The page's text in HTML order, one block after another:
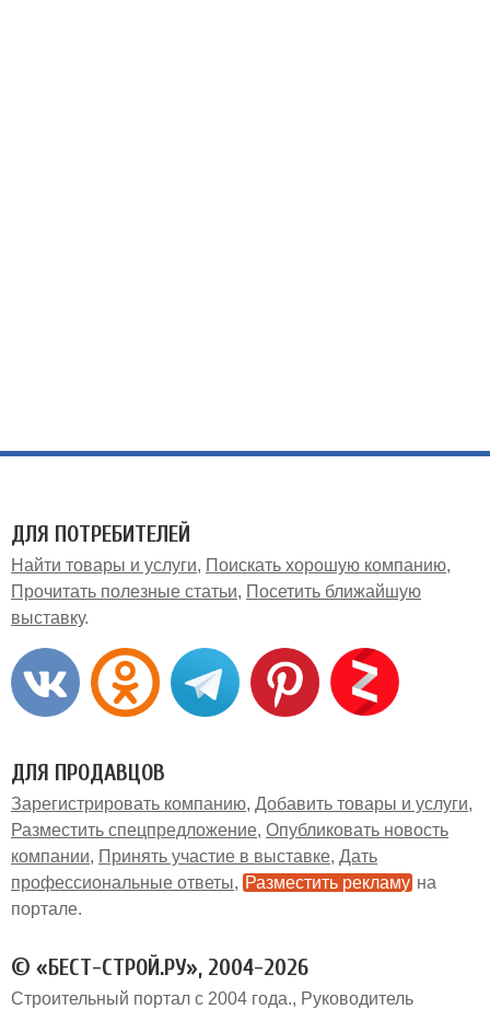
ДЛЯ ПОТРЕБИТЕЛЕЙ
Найти товары и услуги
Поискать хорошую компанию
Прочитать полезные статьи
Посетить ближайшую
выставку
ДЛЯ ПРОДАВЦОВ
Зарегистрировать компанию Добавить товары и услуги
Разместить спецпредложение Опубликовать новость
компании
Принять участие в выставке Дать
профессиональные ответы
Разместить рекламу на
портале
© «БЕСТ-СТРОЙ.РУ», 2004-2026
Строительный портал с 2004 года. Руководитель